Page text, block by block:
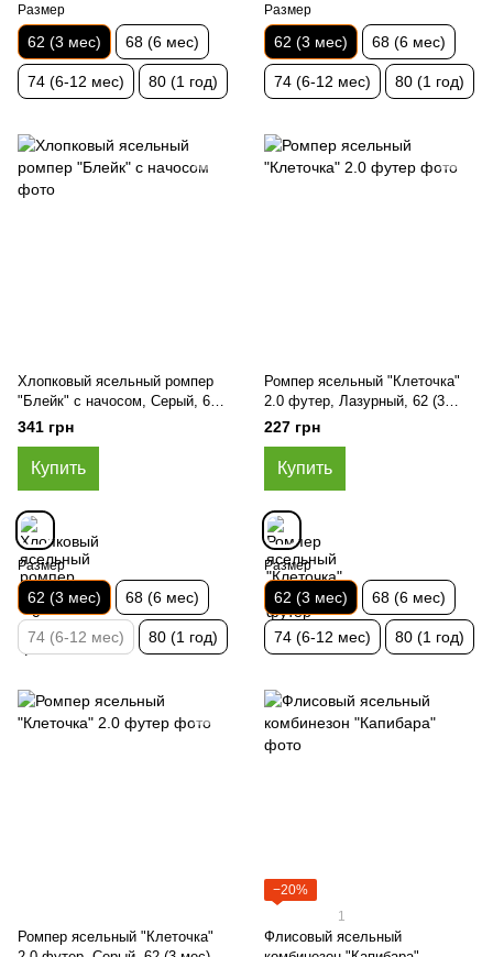
Размер
62 (3 мес) 68 (6 мес)
74 (6-12 мес) 80 (1 год)
Размер
62 (3 мес) 68 (6 мес)
74 (6-12 мес) 80 (1 год)
Хлопковый ясельный ромпер
"Блейк" с начосом, Серый, 62
(3 мес)
341 грн
Купить
Размер
62 (3 мес) 68 (6 мес)
74 (6-12 мес) 80 (1 год)
Ромпер ясельный "Клеточка"
2.0 футер, Лазурный, 62 (3
мес)
227 грн
Купить
Размер
62 (3 мес) 68 (6 мес)
74 (6-12 мес) 80 (1 год)
Ромпер ясельный "Клеточка"
−20%
1
Флисовый ясельный